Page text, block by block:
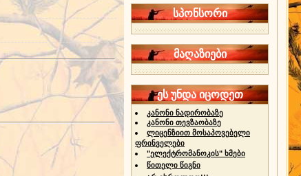
სპონსორი
მაღაზიები
ეს უნდა იცოდეთ
კანონი ნადირობაზე
კანონი თევზაობაზე
ლიცენზიით მოსაპოვებელი
ფრინველები
"ელექტრომანოკის" ხმები
წითელი წიგნი